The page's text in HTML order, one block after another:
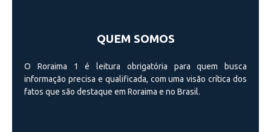
QUEM SOMOS
O Roraima 1 é leitura obrigatória para quem busca
informação precisa e qualificada, com uma visão crí­tica dos
fatos que são destaque em Roraima e no Brasil.